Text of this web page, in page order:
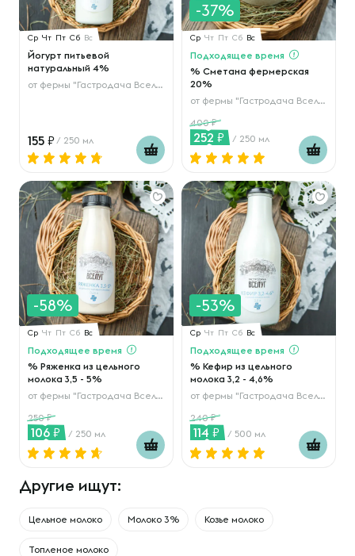
Ср Чт Пт Сб Вс
Йогурт питьевой
натуральный 4%
от фермы "Гастродача Вселуг"
155 / 250 мл
-37%
Ср Чт Пт Сб Вс
Подходящее время
% Сметана фермерская
20%
от фермы "Гастродача Вселуг"
400
252 / 250 мл
-58%
Ср Чт Пт Сб Вс
Подходящее время
% Ряженка из цельного
молока 3,5 - 5%
от фермы "Гастродача Вселуг"
250
106 / 250 мл
-53%
Ср Чт Пт Сб Вс
Подходящее время
% Кефир из цельного
молока 3,2 - 4,6%
от фермы "Гастродача Вселуг"
240
114 / 500 мл
Другие ищут:
Цельное молоко Молоко 3% Козье молоко
Топленое молоко